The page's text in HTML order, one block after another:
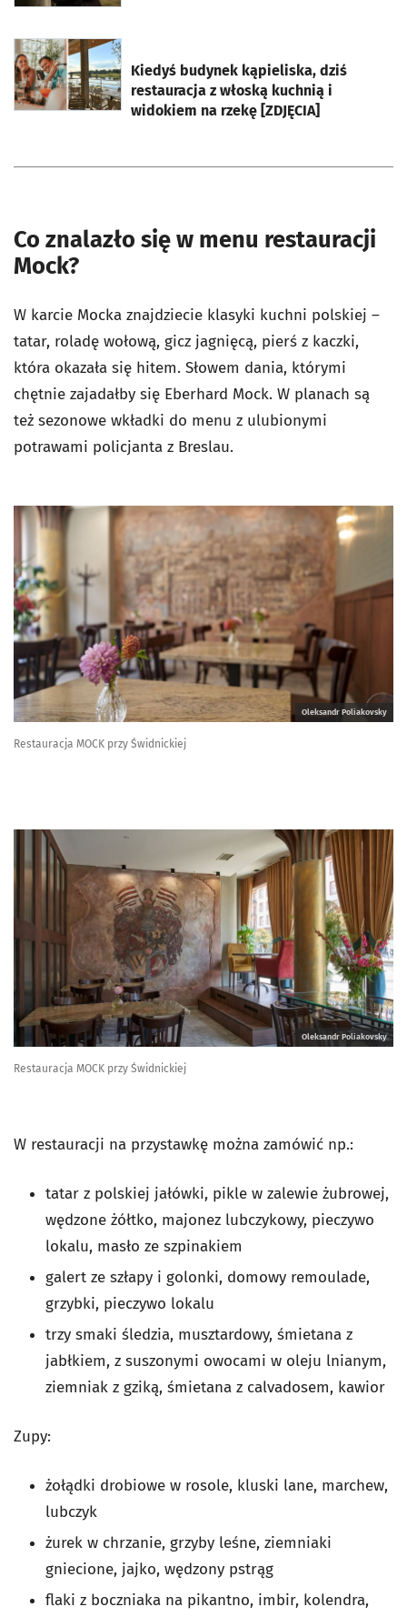
Kiedyś budynek kąpieliska, dziś
restauracja z włoską kuchnią i
widokiem na rzekę [ZDJĘCIA]
otworzy się w nowej karcie
Co znalazło się w menu restauracji
Mock?
W karcie Mocka znajdziecie klasyki kuchni polskiej –
tatar, roladę wołową, gicz jagnięcą, pierś z kaczki,
która okazała się hitem. Słowem dania, którymi
chętnie zajadałby się Eberhard Mock. W planach są
też sezonowe wkładki do menu z ulubionymi
potrawami policjanta z Breslau.
Oleksandr Poliakovsky
Restauracja MOCK przy Świdnickiej
Oleksandr Poliakovsky
Restauracja MOCK przy Świdnickiej
W restauracji na przystawkę można zamówić np.:
tatar z polskiej jałówki, pikle w zalewie żubrowej,
wędzone żółtko, majonez lubczykowy, pieczywo
lokalu, masło ze szpinakiem
galert ze szłapy i golonki, domowy remoulade,
grzybki, pieczywo lokalu
trzy smaki śledzia, musztardowy, śmietana z
jabłkiem, z suszonymi owocami w oleju lnianym,
ziemniak z gziką, śmietana z calvadosem, kawior
Zupy:
żołądki drobiowe w rosole, kluski lane, marchew,
lubczyk
żurek w chrzanie, grzyby leśne, ziemniaki
gniecione, jajko, wędzony pstrąg
flaki z boczniaka na pikantno, imbir, kolendra,